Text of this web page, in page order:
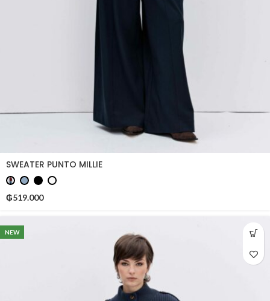
SWEATER PUNTO MILLIE
₲519.000
NEW